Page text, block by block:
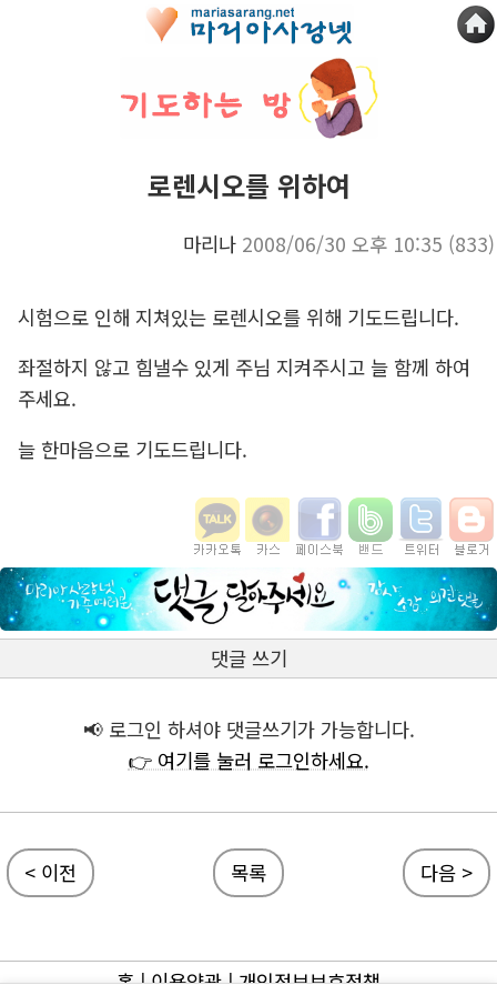
로렌시오를 위하여
마리나 2008/06/30 오후 10:35 (833)
시험으로 인해 지쳐있는 로렌시오를 위해 기도드립니다.
좌절하지 않고 힘낼수 있게 주님 지켜주시고 늘 함께 하여
주세요.
늘 한마음으로 기도드립니다.
댓글 쓰기
📢 로그인 하셔야 댓글쓰기가 가능합니다.
👉 여기를 눌러 로그인하세요.
< 이전 목록 다음 >
홈|이용약관|개인정보보호정책